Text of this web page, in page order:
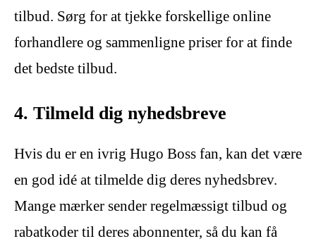
tilbud. Sørg for at tjekke forskellige online
forhandlere og sammenligne priser for at finde
det bedste tilbud.
4. Tilmeld dig nyhedsbreve
Hvis du er en ivrig Hugo Boss fan, kan det være
en god idé at tilmelde dig deres nyhedsbrev.
Mange mærker sender regelmæssigt tilbud og
rabatkoder til deres abonnenter, så du kan få